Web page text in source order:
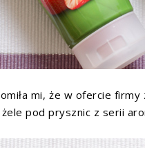
mi, że w ofercie firmy
pod prysznic z serii